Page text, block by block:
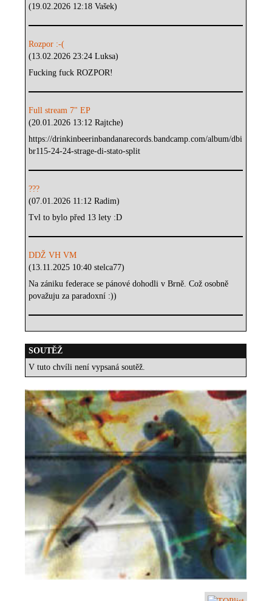
(19.02.2026 12:18 Vašek)
Rozpor :-(
(13.02.2026 23:24 Luksa)
Fucking fuck ROZPOR!
Full stream 7" EP
(20.01.2026 13:12 Rajtche)
https://drinkinbeerinbandanarecords.bandcamp.com/album/dbi
br115-24-24-strage-di-stato-split
???
(07.01.2026 11:12 Radim)
Tvl to bylo před 13 lety :D
DDŽ VH VM
(13.11.2025 10:40 stelca77)
Na zániku federace se pánové dohodli v Brně. Což osobně
považuju za paradoxní :))
SOUTĚŽ
V tuto chvíli není vypsaná soutěž.